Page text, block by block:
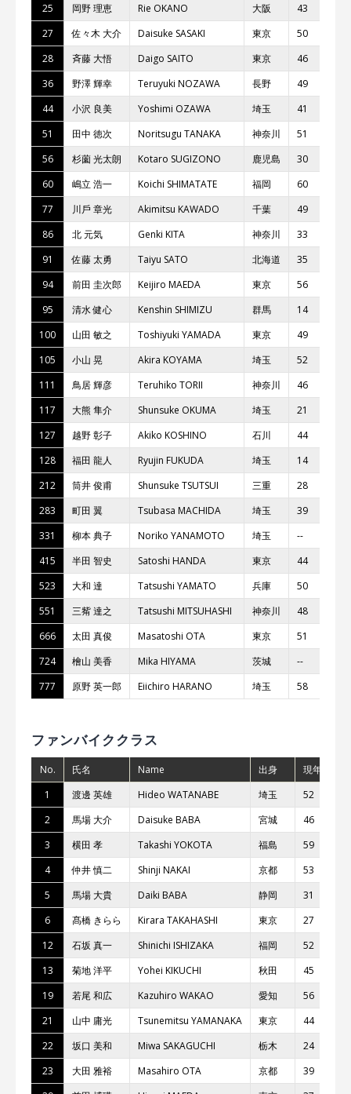
25
岡野 理恵 Rie OKANO ⼤阪 43
27
佐々⽊ ⼤介 Daisuke SASAKI 東京 50
28
⻫藤 ⼤悟 Daigo SAITO 東京 46
36
野澤 輝幸 Teruyuki NOZAWA ⻑野 49
44
⼩沢 良美 Yoshimi OZAWA 埼⽟ 41
51
⽥中 徳次 Noritsugu TANAKA 神奈川 51
56
杉薗 光太朗 Kotaro SUGIZONO ⿅児島 30
60
嶋⽴ 浩⼀ Koichi SHIMATATE 福岡 60
77
川⼾ 章光 Akimitsu KAWADO 千葉 49
86
北 元気 Genki KITA 神奈川 33
91
佐藤 太勇 Taiyu SATO 北海道
35
94
前⽥ 圭次郎 Keijiro MAEDA 東京 56
95
清⽔ 健⼼ Kenshin SHIMIZU 群⾺ 14
100
⼭⽥ 敏之 Toshiyuki YAMADA 東京 49
105
⼩⼭ 晃 Akira KOYAMA 埼⽟
52
111
⿃居 輝彦 Teruhiko TORII 神奈川 46
117
⼤熊 隼介 Shunsuke OKUMA 埼⽟ 21
127
越野 彰⼦ Akiko KOSHINO ⽯川 44
128
福⽥ ⿓⼈ Ryujin FUKUDA 埼⽟ 14
212
筒井 俊甫 Shunsuke TSUTSUI 三重 28
283
町⽥ 翼 Tsubasa MACHIDA 埼⽟ 39
331
柳本 典⼦ Noriko YANAMOTO 埼⽟ --
415
半⽥ 智史 Satoshi HANDA 東京 44
523
⼤和 達 Tatsushi YAMATO 兵庫 50
551
三觜 達之 Tatsushi MITSUHASHI 神奈川 48
666
太⽥ 真俊 Masatoshi OTA 東京 51
724
檜⼭ 美⾹ Mika HIYAMA 茨城 --
777
原野 英⼀郎 Eiichiro HARANO 埼⽟ 58
ファンバイククラス
No. 氏名 Name 出身 現年齢
1
渡邊 英雄 Hideo WATANABE 埼⽟ 52
2
⾺場 ⼤介 Daisuke BABA 宮城 46
3
横⽥ 孝 Takashi YOKOTA 福島 59
4
仲井 慎⼆ Shinji NAKAI 京都 53
5
⾺場 ⼤貴 Daiki BABA 静岡 31
6
髙橋 きらら Kirara TAKAHASHI 東京
27
12
⽯坂 真⼀ Shinichi ISHIZAKA 福岡 52
13
菊地 洋平 Yohei KIKUCHI 秋⽥ 45
19
若尾 和広 Kazuhiro WAKAO 愛知 56
21
⼭中 庸光 Tsunemitsu YAMANAKA 東京 44
22
坂⼝ 美和 Miwa SAKAGUCHI 栃⽊
24
23
⼤⽥ 雅裕 Masahiro OTA 京都 39